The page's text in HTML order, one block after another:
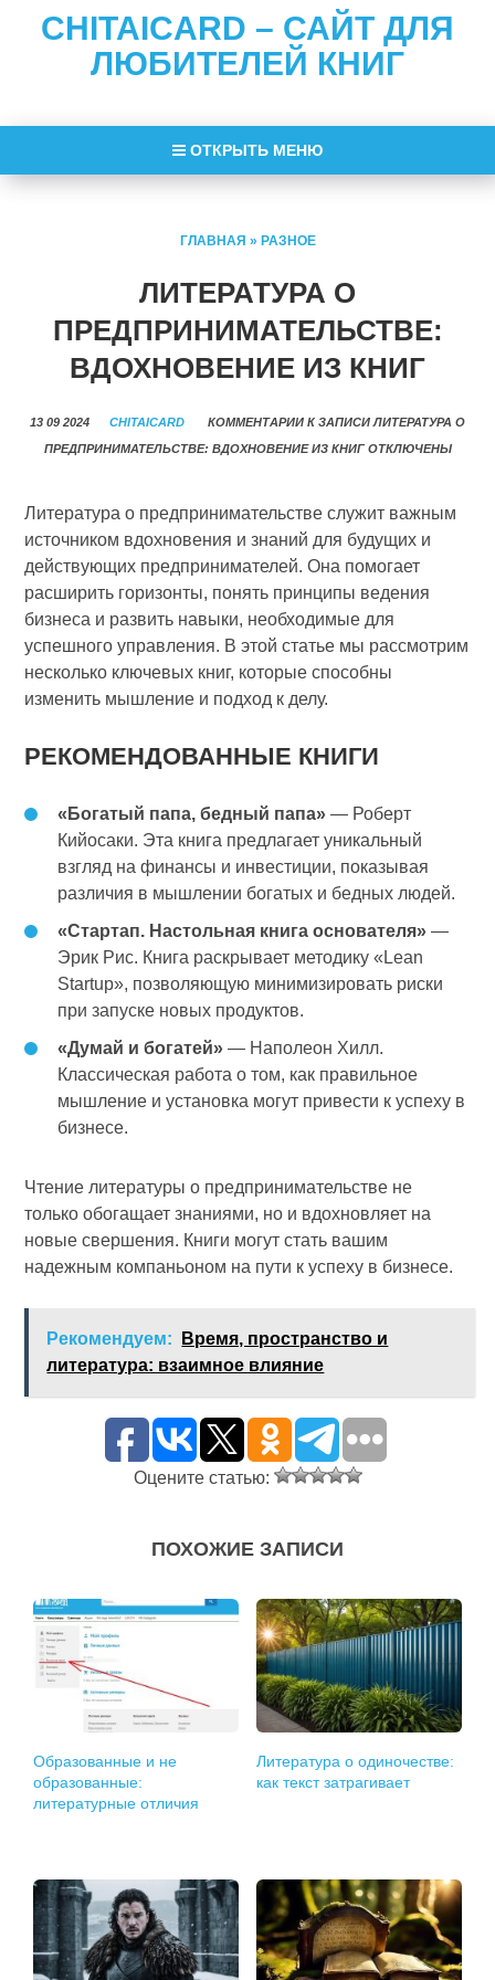
CHITAICARD – САЙТ ДЛЯ
ЛЮБИТЕЛЕЙ КНИГ
ОТКРЫТЬ МЕНЮ
ГЛАВНАЯ » РАЗНОЕ
ЛИТЕРАТУРА О
ПРЕДПРИНИМАТЕЛЬСТВЕ:
ВДОХНОВЕНИЕ ИЗ КНИГ
13 09 2024 CHITAICARD КОММЕНТАРИИ К ЗАПИСИ ЛИТЕРАТУРА О
ПРЕДПРИНИМАТЕЛЬСТВЕ: ВДОХНОВЕНИЕ ИЗ КНИГОТКЛЮЧЕНЫ
Литература о предпринимательстве служит важным
источником вдохновения и знаний для будущих и
действующих предпринимателей. Она помогает
расширить горизонты, понять принципы ведения
бизнеса и развить навыки, необходимые для
успешного управления. В этой статье мы рассмотрим
несколько ключевых книг, которые способны
изменить мышление и подход к делу.
РЕКОМЕНДОВАННЫЕ КНИГИ
«Богатый папа, бедный папа» — Роберт
Кийосаки. Эта книга предлагает уникальный
взгляд на финансы и инвестиции, показывая
различия в мышлении богатых и бедных людей.
«Стартап. Настольная книга основателя» —
Эрик Рис. Книга раскрывает методику «Lean
Startup», позволяющую минимизировать риски
при запуске новых продуктов.
«Думай и богатей» — Наполеон Хилл.
Классическая работа о том, как правильное
мышление и установка могут привести к успеху в
бизнесе.
Чтение литературы о предпринимательстве не
только обогащает знаниями, но и вдохновляет на
новые свершения. Книги могут стать вашим
надежным компаньоном на пути к успеху в бизнесе.
Рекомендуем:
Время, пространство и
литература: взаимное влияние
Оцените статью:
ПОХОЖИЕ ЗАПИСИ
Образованные и не
образованные:
литературные отличия
Литература о одиночестве:
как текст затрагивает